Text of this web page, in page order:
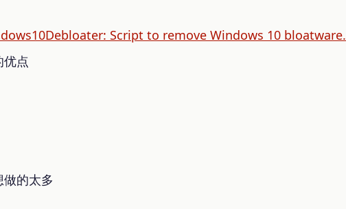
Script to remove Windows 10 bloatware.
优点
的太多